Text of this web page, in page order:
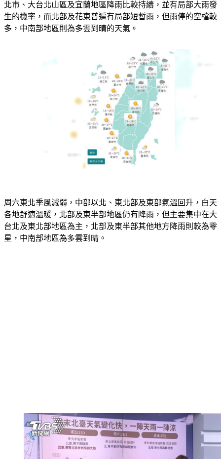
北市、大台北山區及宜蘭地區降雨比較持續，並有局部大雨發
生的機率，而北部及花東普遍有局部短暫雨，但雨停的空檔較
多，中南部地區則為多雲到晴的天氣。
周六東北季風減弱，中部以北、東北部及東部氣溫回升，白天
各地舒適溫暖，北部及東半部地區仍有降雨，但主要集中在大
台北及東北部地區為主，北部及東半部其他地方降雨則較為零
星，中南部地區為多雲到晴。